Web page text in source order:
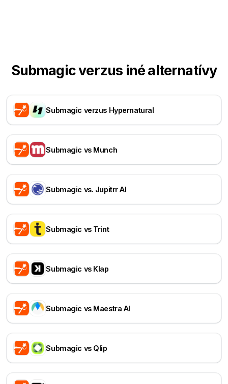
Submagic verzus iné alternatívy
Submagic verzus Hypernatural
Submagic vs Munch
Submagic vs. Jupitrr AI
Submagic vs Trint
Submagic vs Klap
Submagic vs Maestra AI
Submagic vs Qlip